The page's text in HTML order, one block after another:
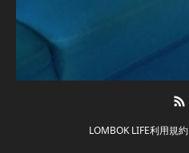
LOMBOK LIFE利用規約